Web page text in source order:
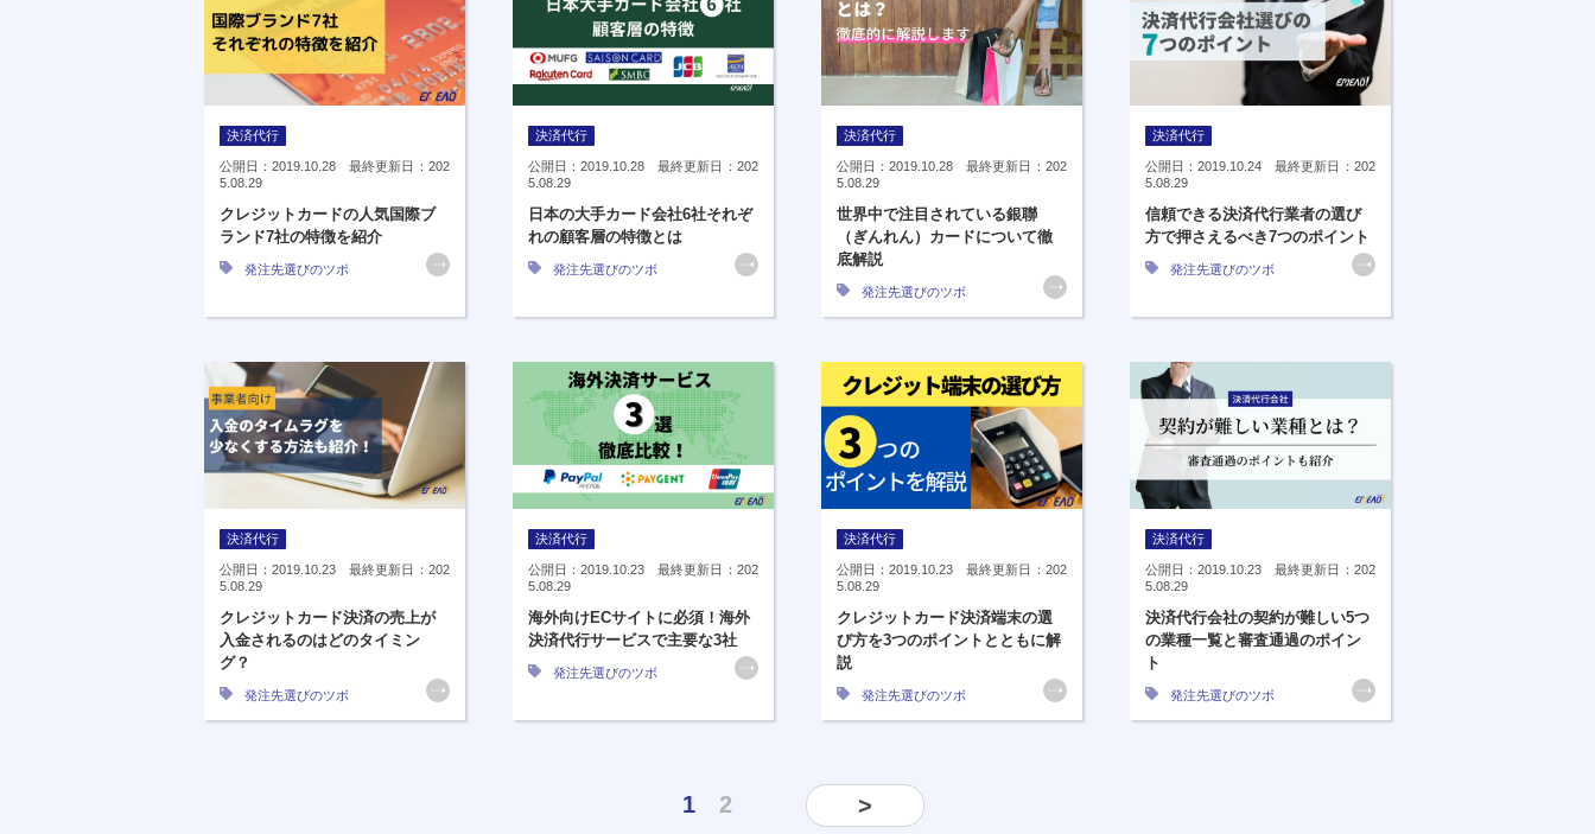
決済代行
公開日：2019.10.28 最終更新日：202
5.08.29
クレジットカードの人気国際ブ
ランド7社の特徴を紹介
発注先選びのツボ
決済代行
公開日：2019.10.28 最終更新日：202
5.08.29
日本の大手カード会社6社それぞ
れの顧客層の特徴とは
発注先選びのツボ
決済代行
公開日：2019.10.28 最終更新日：202
5.08.29
世界中で注目されている銀聯
（ぎんれん）カードについて徹
底解説
発注先選びのツボ
決済代行
公開日：2019.10.24 最終更新日：202
5.08.29
信頼できる決済代行業者の選び
方で押さえるべき7つのポイント
発注先選びのツボ
決済代行
公開日：2019.10.23 最終更新日：202
5.08.29
クレジットカード決済の売上が
入金されるのはどのタイミン
グ？
発注先選びのツボ
決済代行
公開日：2019.10.23 最終更新日：202
5.08.29
海外向けECサイトに必須！海外
決済代行サービスで主要な3社
発注先選びのツボ
決済代行
公開日：2019.10.23 最終更新日：202
5.08.29
クレジットカード決済端末の選
び方を3つのポイントとともに解
説
発注先選びのツボ
決済代行
公開日：2019.10.23 最終更新日：202
5.08.29
決済代行会社の契約が難しい5つ
の業種一覧と審査通過のポイン
ト
発注先選びのツボ
1 2 >